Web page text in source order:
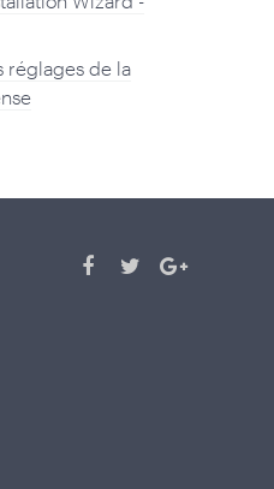
réglages de la